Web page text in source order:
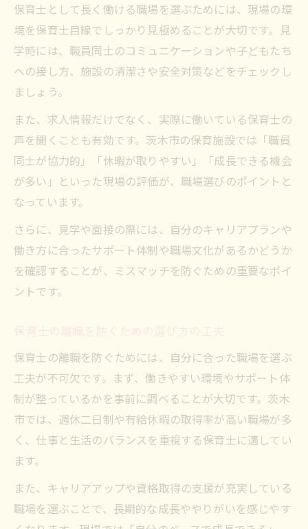
保育士として長く働ける職場を選ぶためには、現場の環
境を保育士目線でしっかり見極めることが大切です。見
学時には、職員同士のコミュニケーションや子どもたち
への接し方、施設の清潔さや安全対策などをチェックし
ましょう。
また、求人情報だけでなく、実際に働いている保育士の
声を聞くことも有効です。茨木市の保育施設では「職員
同士が協力的」「休暇が取りやすい」「成長できる機会
が多い」といった現場の評価が、職場選びのポイントと
なっています。
さらに、見学や面接の際には、自分のキャリアプランや
働き方に合ったサポート体制や職場文化があるかどうか
を確認することが、ミスマッチを防ぐための重要なポイ
ントです。
保育士の離職を防ぐための選び方の工夫
保育士の離職を防ぐためには、自分に合った職場を選ぶ
工夫が不可欠です。まず、働きやすい環境やサポート体
制が整っているかを事前に調べることが大切です。茨木
市では、週休二日制や有給休暇の取得率が高い職場が多
く、仕事と生活のバランスを重視する保育士に適してい
ます。
また、キャリアアップや資格取得の支援が充実している
職場を選ぶことで、長期的な成長ややりがいを感じやす